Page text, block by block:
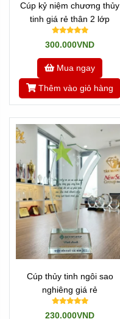
Cúp kỷ niệm chương thủy
tinh giá rẻ thân 2 lớp
300.000VND
Mua ngay
Thêm vào giỏ hàng
Cúp thủy tinh ngôi sao
nghiêng giá rẻ
230.000VND